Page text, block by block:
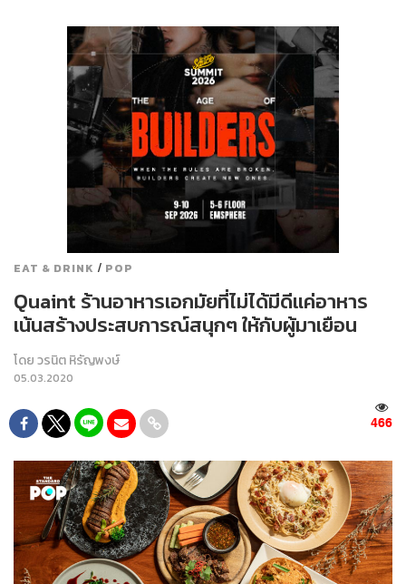
EAT & DRINK / POP
Quaint ร้านอาหารเอกมัยที่ไม่ได้มีดีแค่อาหาร
เน้นสร้างประสบการณ์สนุกๆ ให้กับผู้มาเยือน
โดยวรนิต หิรัญพงษ์
05.03.2020
466